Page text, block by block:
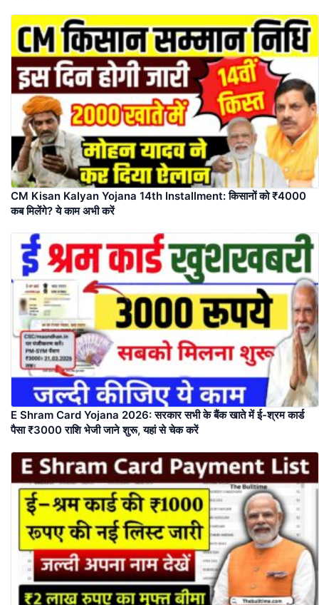
CM Kisan Kalyan Yojana 14th Installment: किसानों को ₹4000
कब मिलेंगे? ये काम अभी करें
E Shram Card Yojana 2026: सरकार सभी के बैंक खाते में ई-श्रम कार्ड
पैसा ₹3000 राशि भेजी जाने शुरू, यहां से चेक करें